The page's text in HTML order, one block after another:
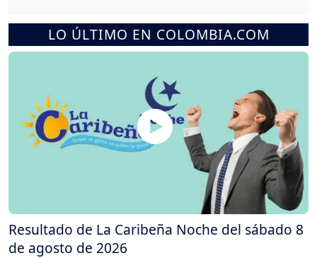
LO ÚLTIMO EN COLOMBIA.COM
Resultado de La Caribeña Noche del sábado 8
de agosto de 2026